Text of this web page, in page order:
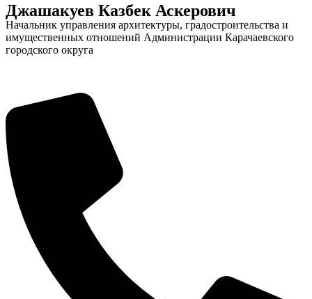
Джашакуев Казбек Аскерович
Начальник управления архитектуры, градостроительства и
имущественных отношений Администрации Карачаевского
городского округа